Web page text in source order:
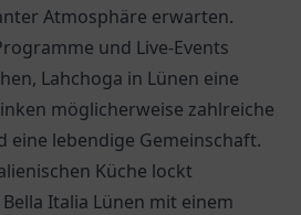
Atmosphäre erwarten.
und Live-Events
Lahchoga in Lünen eine
möglicherweise zahlreiche
eine lebendige Gemeinschaft.
Küche lockt
Bella Italia Lünen mit einem